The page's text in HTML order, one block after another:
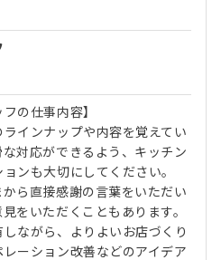
の仕事内容】
インナップや内容を覚えてい
対応ができるよう、キッチン
ンも大切にしてください。
ら直接感謝の言葉をいただい
をいただくこともあります。
ながら、よりよいお店づくり
ーション改善などのアイデア